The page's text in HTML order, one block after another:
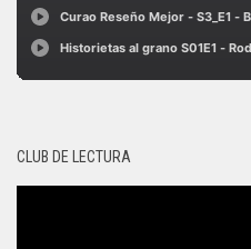
CLUB DE LECTURA